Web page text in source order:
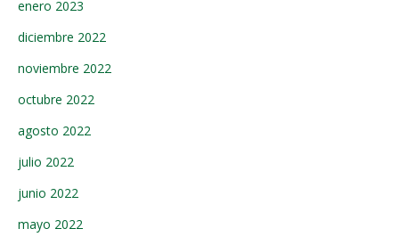
enero 2023
diciembre 2022
noviembre 2022
octubre 2022
agosto 2022
julio 2022
junio 2022
mayo 2022